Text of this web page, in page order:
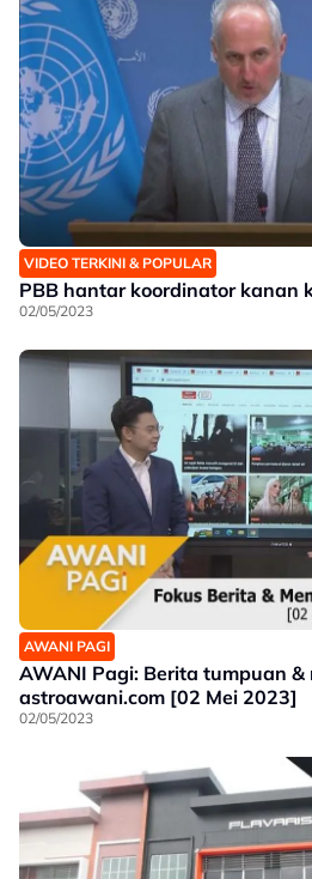
VIDEO TERKINI & POPULAR
PBB hantar koordinator kanan
02/05/2023
AWANI PAGI
AWANI Pagi: Berita tumpuan &
astroawani.com [02 Mei 2023]
02/05/2023